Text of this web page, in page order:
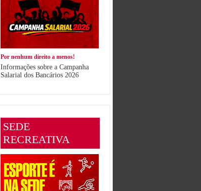
Por nenhum direito a menos!
Informações sobre a Campanha
Salarial dos Bancários 2026
SEDE
RECREATIVA